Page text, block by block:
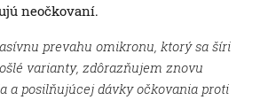
neočkovaní.
prevahu omikronu, ktorý sa šíri
varianty, zdôrazňujem znovu
a posilňujúcej dávky očkovania proti